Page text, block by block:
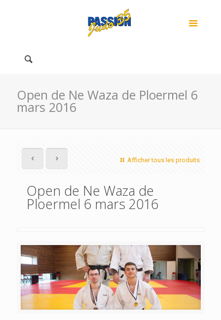
Open de Ne Waza de Ploermel 6
mars 2016
Afficher tous les produits
Open de Ne Waza de
Ploermel 6 mars 2016